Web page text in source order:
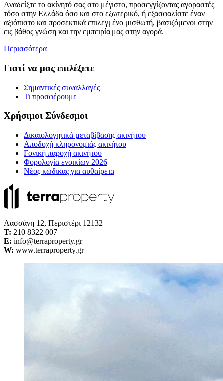
Αναδείξτε το ακίνητό σας στο μέγιστο, προσεγγίζοντας αγοραστές
τόσο στην Ελλάδα όσο και στο εξωτερικό, ή εξασφαλίστε έναν
αξιόπιστο και προσεκτικά επιλεγμένο μισθωτή, βασιζόμενοι στην
εις βάθος γνώση και την εμπειρία μας στην αγορά.
Περισσότερα
Γιατί να μας επιλέξετε
Σημαντικές συναλλαγές
Τι προσφέρουμε
Χρήσιμοι Σύνδεσμοι
Δικαιολογητικά μεταβίβασης ακινήτου
Αποδοχή κληρονομιάς ακινήτου
Γονική παροχή ακινήτου
Φορολογία ενοικίων 2026
Νέος κώδικας για αυθαίρετα
Λασσάνη 12, Περιστέρι 12132
Τ: 210 8322 007
E: info@terraproperty.gr
W: www.terraproperty.gr